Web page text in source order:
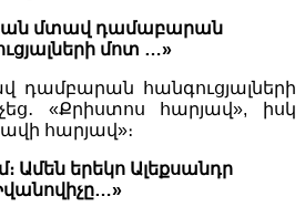
մտավ դամաբարան
մոտ …»
հանգուցյալների
«Քրիստոս հարյավ», իսկ
հարյավ»։
Ամեն երեկո Ալեքսանդր